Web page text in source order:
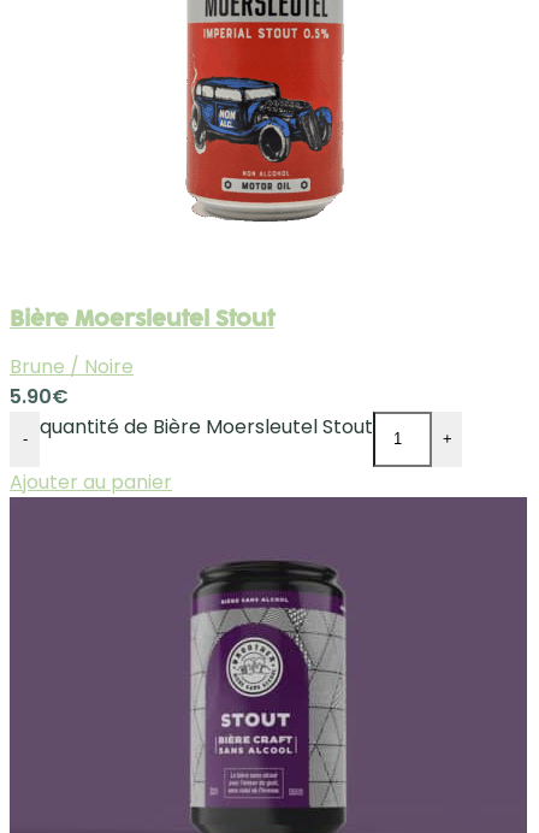
Bière Moersleutel Stout
Brune / Noire
5.90€
- quantité de Bière Moersleutel Stout +
Ajouter au panier